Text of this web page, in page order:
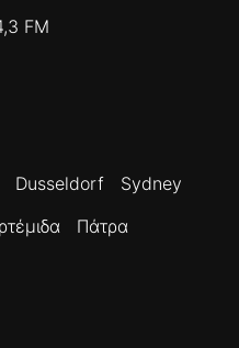
FM
Dusseldorf
Sydney
Πάτρα